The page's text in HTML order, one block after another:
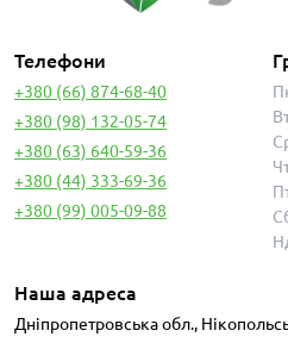
Телефони
+380 (66) 874-68-40
+380 (98) 132-05-74
+380 (63) 640-59-36
+380 (44) 333-69-36
+380 (99) 005-09-88
Наша адреса
Дніпропетровська обл.,